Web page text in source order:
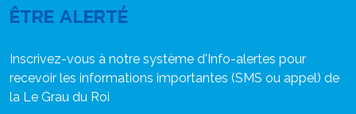
ÊTRE ALERTÉ
Inscrivez-vous à notre système d'Info-alertes pour
recevoir les informations importantes (SMS ou appel) de
la Le Grau du Roi